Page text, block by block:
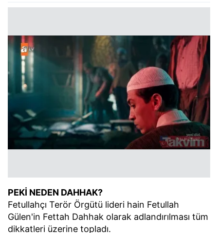
PEKİ NEDEN DAHHAK?
Fetullahçı Terör Örgütü lideri hain Fetullah
Gülen'in Fettah Dahhak olarak adlandırılması tüm
dikkatleri üzerine topladı.